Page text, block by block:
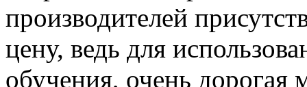
производителей
цену, ведь для
обучения, очень дорогая